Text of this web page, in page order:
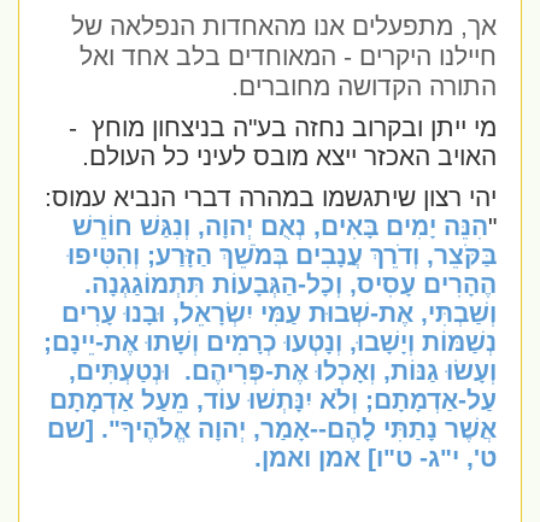
אך, מתפעלים אנו מהאחדות הנפלאה של
חיילנו היקרים - המאוחדים בלב אחד ואל
התורה הקדושה מחוברים.
מי ייתן ובקרוב נחזה בע"ה בניצחון מוחץ -
האויב האכזר ייצא מובס לעיני כל העולם.
יהי רצון שיתגשמו במהרה דברי הנביא עמוס:
הִנֵּה יָמִים בָּאִים, נְאֻם יְהוָה, וְנִגַּשׁ חוֹרֵשׁ
בַּקֹּצֵר, וְדֹרֵךְ עֲנָבִים בְּמֹשֵׁךְ הַזָּרַע; וְהִטִּיפוּ
הֶהָרִים עָסִיס, וְכָל-הַגְּבָעוֹת תִּתְמוֹגַגְנָה.
וְשַׁבְתִּי, אֶת-שְׁבוּת עַמִּי יִשְׂרָאֵל, וּבָנוּ עָרִים
נְשַׁמּוֹת וְיָשָׁבוּ, וְנָטְעוּ כְרָמִים וְשָׁתוּ אֶת-יֵינָם;
וְעָשׂוּ גַנּוֹת, וְאָכְלוּ אֶת-פְּרִיהֶם. וּנְטַעְתִּים,
עַל-אַדְמָתָם; וְלֹא יִנָּתְשׁוּ עוֹד, מֵעַל אַדְמָתָם
אֲשֶׁר נָתַתִּי לָהֶם--אָמַר, יְהוָה אֱלֹהֶיךָ".[שם
ט', י"ג- ט"ו] אמן ואמן.